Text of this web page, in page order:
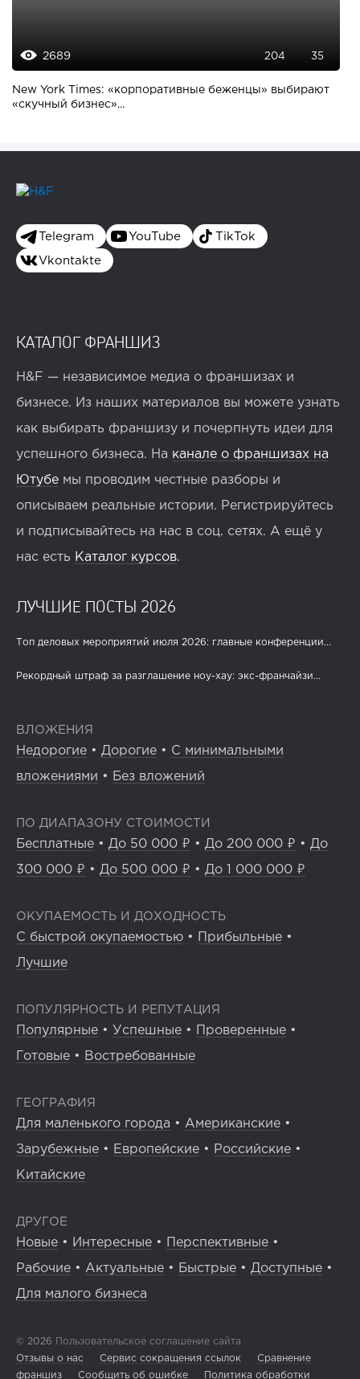
2689 204 35
New York Times: «корпоративные беженцы» выбирают
«скучный бизнес»...
Telegram YouTube TikTok
Vkontakte
КАТАЛОГ ФРАНШИЗ
H&F — независимое медиа о франшизах и
бизнесе. Из наших материалов вы можете узнать
как выбирать франшизу и почерпнуть идеи для
успешного бизнеса. На канале о франшизах на
Ютубе мы проводим честные разборы и
описываем реальные истории. Регистрируйтесь
и подписывайтесь на нас в соц. сетях. А ещё у
нас есть Каталог курсов.
ЛУЧШИЕ ПОСТЫ 2026
Топ деловых мероприятий июля 2026: главные конференции...
Рекордный штраф за разглашение ноу-хау: экс-франчайзи...
ВЛОЖЕНИЯ
Недорогие • Дорогие • С минимальными
вложениями • Без вложений
ПО ДИАПАЗОНУ СТОИМОСТИ
Бесплатные • До 50 000 ₽ • До 200 000 ₽ • До
300 000 ₽ • До 500 000 ₽ • До 1 000 000 ₽
ОКУПАЕМОСТЬ И ДОХОДНОСТЬ
С быстрой окупаемостью • Прибыльные •
Лучшие
ПОПУЛЯРНОСТЬ И РЕПУТАЦИЯ
Популярные • Успешные • Проверенные •
Готовые • Востребованные
ГЕОГРАФИЯ
Для маленького города • Американские •
Зарубежные • Европейские • Российские •
Китайские
ДРУГОЕ
Новые • Интересные • Перспективные •
Рабочие • Актуальные • Быстрые • Доступные •
Для малого бизнеса
© 2026 Пользовательское соглашение сайта
Отзывы о нас
Сервис сокращения ссылок
Сравнение
франшиз
Сообщить об ошибке Политика обработки